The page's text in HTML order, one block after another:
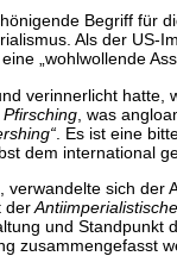
Begriff für
Als der US-
„wohlwollende
verinnerlicht
Pfirsching , was
. Es ist eine
dem international
sich
der
und
zusammengefasst